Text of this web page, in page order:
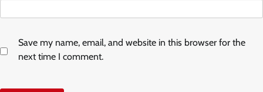
Save my name, email, and website in this browser for the
next time I comment.